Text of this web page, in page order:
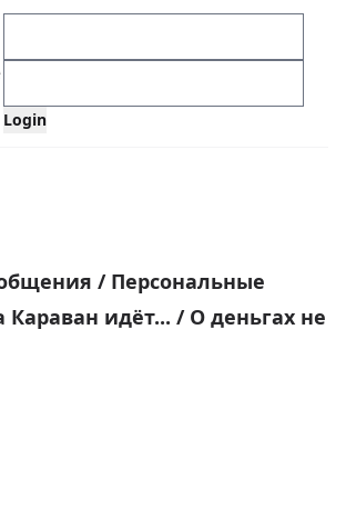
/ Персональные
Караван идёт... / О деньгах не